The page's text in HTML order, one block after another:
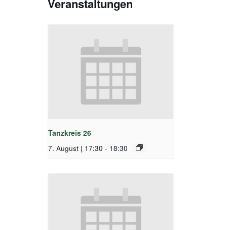
Veranstaltungen
Tanzkreis 26
7. August | 17:30 - 18:30